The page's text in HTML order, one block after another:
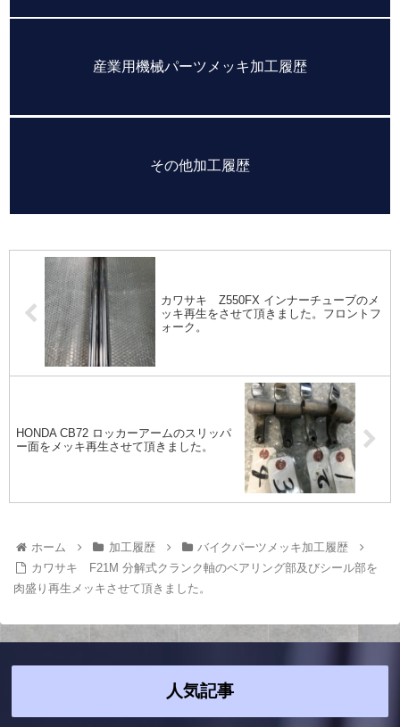
産業用機械パーツメッキ加工履歴
その他加工履歴
カワサキ Z550FX インナーチューブのメ
ッキ再生をさせて頂きました。フロントフ
ォーク。
HONDA CB72 ロッカーアームのスリッパ
ー面をメッキ再生させて頂きました。
ホーム 加工履歴
バイクパーツメッキ加工履歴
カワサキ F21M 分解式クランク軸のベアリング部及びシール部を
肉盛り再生メッキさせて頂きました。
人気記事